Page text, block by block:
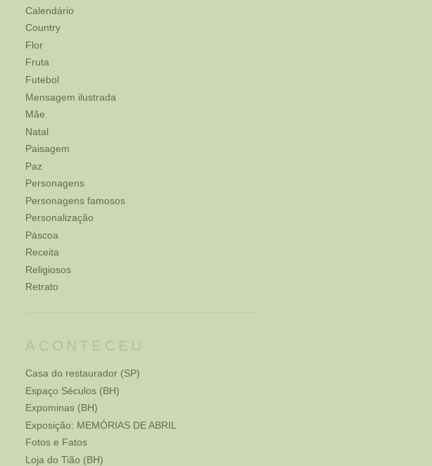
Calendário
Country
Flor
Fruta
Futebol
Mensagem ilustrada
Mãe
Natal
Paisagem
Paz
Personagens
Personagens famosos
Personalização
Páscoa
Receita
Religiosos
Retrato
ACONTECEU
Casa do restaurador (SP)
Espaço Séculos (BH)
Expominas (BH)
Exposição: MEMÓRIAS DE ABRIL
Fotos e Fatos
Loja do Tião (BH)